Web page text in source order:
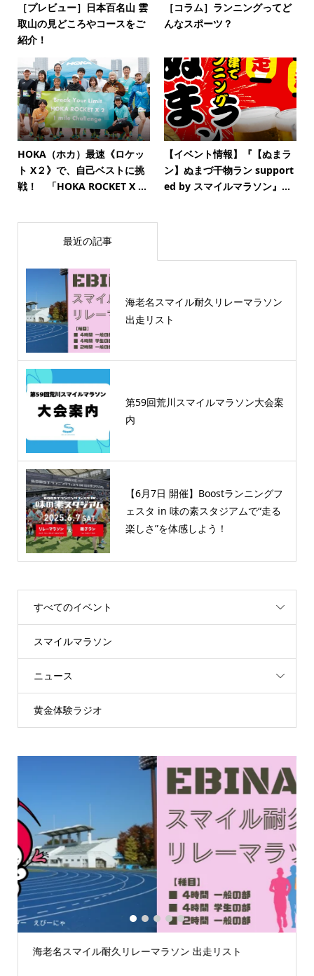
［プレビュー］日本百名山 雲
取山の見どころやコースをご
紹介！
［コラム］ランニングってど
んなスポーツ？
HOKA（ホカ）最速《ロケッ
ト X２》で、自己ベストに挑
戦！ 「HOKA ROCKET X ...
【イベント情報】『【ぬまラ
ン】ぬまづ干物ラン support
ed by スマイルマラソン』...
最近の記事
海老名スマイル耐久リレーマラソン
出走リスト
第59回荒川スマイルマラソン大会案
内
【6月7日 開催】Boostランニングフ
ェスタ in 味の素スタジアムで“走る
楽しさ”を体感しよう！
すべてのイベント
スマイルマラソン
ニュース
黄金体験ラジオ
第59回荒川スマイルマラソン大会案内
1 2 3 4 5